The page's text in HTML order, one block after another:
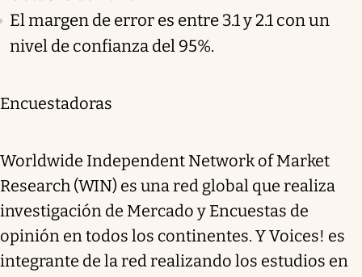
El margen de error es entre 3.1 y 2.1 con un
nivel de confianza del 95%.
Encuestadoras
Worldwide Independent Network of Market
Research (WIN) es una red global que realiza
investigación de Mercado y Encuestas de
opinión en todos los continentes. Y Voices! es
integrante de la red realizando los estudios en